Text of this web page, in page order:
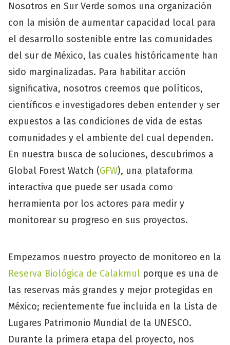
Nosotros en Sur Verde somos una organización
con la misión de aumentar capacidad local para
el desarrollo sostenible entre las comunidades
del sur de México, las cuales históricamente han
sido marginalizadas. Para habilitar acción
significativa, nosotros creemos que políticos,
científicos e investigadores deben entender y ser
expuestos a las condiciones de vida de estas
comunidades y el ambiente del cual dependen.
En nuestra busca de soluciones, descubrimos a
Global Forest Watch (GFW), una plataforma
interactiva que puede ser usada como
herramienta por los actores para medir y
monitorear su progreso en sus proyectos.
Empezamos nuestro proyecto de monitoreo en la
Reserva Biológica de Calakmul porque es una de
las reservas más grandes y mejor protegidas en
México; recientemente fue incluida en la Lista de
Lugares Patrimonio Mundial de la UNESCO.
Durante la primera etapa del proyecto, nos